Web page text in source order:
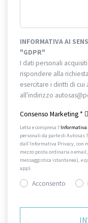
INFORMATIVA AI
"GDPR"
I dati personali
rispondere alla
esercitare i diritti di cui
all'indirizzo
Consenso Marketing *
Letta e compresa l’Informativa
personali da parte di Autosas
dall’Informativa Privacy, con
mezzo posta ordinaria o
messaggistica istantanea), e
app).
Acconsento